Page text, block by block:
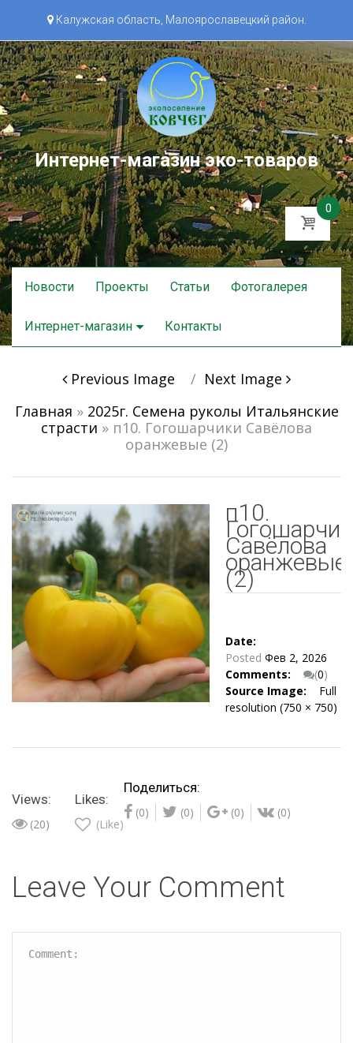
Калужская область, Малоярославецкий район.
Интернет-магазин эко-товаров
0
Skip
to
Новости Проекты Статьи Фотогалерея
Интернет-магазин Контакты
Previous Image
Next Image
Главная » 2025г. Семена руколы Итальянские
страсти » п10. Гогошарчики Савёлова
оранжевые (2)
п10.
Савёлова
оранжевые
(2)
Date:
Posted Фев 2, 2026
Comments:
(0)
Source Image:
Full
resolution (750 × 750)
Поделиться:
(0) (0) (0) (0)
Views:
(20)
Likes:
(Like)
Leave Your Comment